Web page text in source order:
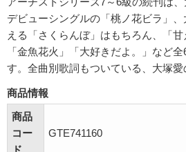
デビューシングルの「桃ノ花ビラ」
える「さくらんぼ」はもちろん、「甘
「金魚花火」「大好きだよ。」など
す。全曲別歌詞もついている、大塚愛
商品情報
商品
コー
ド
GTE741160